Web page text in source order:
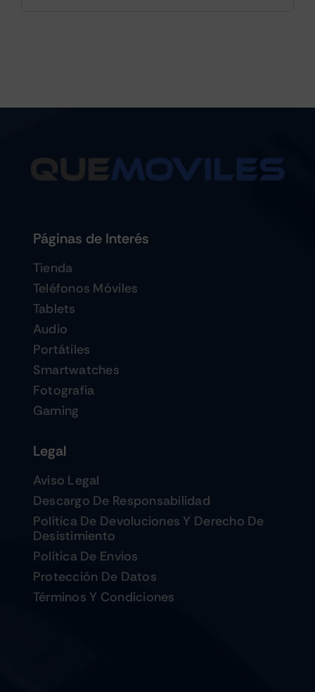
Páginas de Interés
Tienda
Teléfonos Móviles
Tablets
Audio
Portátiles
Smartwatches
Fotografia
Gaming
Legal
Aviso Legal
Descargo De Responsabilidad
Política De Devoluciones Y Derecho De
Desistimiento
Política De Envios
Protección De Datos
Términos Y Condiciones